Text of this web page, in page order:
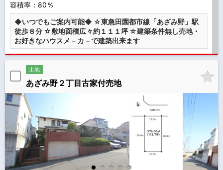
容積率：80％
◆いつでもご案内可能◆ ☆東急田園都市線「あざみ野」駅
徒歩８分 ☆敷地面積広々約１１１坪 ☆建築条件無し売地・
お好きなハウスメ－カ－で建築出来ます
土地
あざみ野２丁目古家付売地